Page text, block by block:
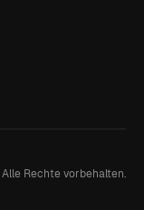
Alle Rechte vorbehalten.